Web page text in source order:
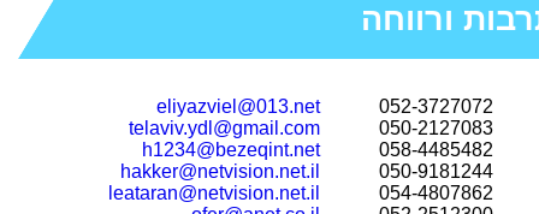
ורווחה
052-3727072
eliyazviel@013.net
050-2127083
telaviv.ydl@gmail.com
058-4485482
h1234@bezeqint.net
050-9181244
hakker@netvision.net.il
054-4807862
leataran@netvision.net.il